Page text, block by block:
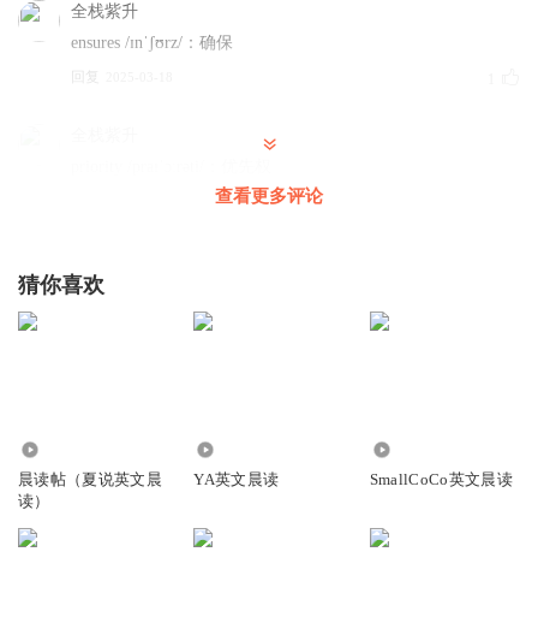
全栈紫升
ensures /ɪnˈʃʊrz/：确保
回复
microtask queue /ˈmaɪkroʊtæsk kjuː/→/ˈmaɪkroʊtæskjuː/：微任
task queue /tæsk kjuː/→/tæskjuː/：任务队列
回复 2025-03-18 1
查看更多评论
猜你喜欢
晨读帖（夏说英文晨
读）
YA英文晨读 SmallCoCo英文晨读